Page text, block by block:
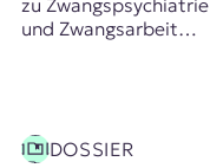
zu Zwangspsychiatrie
und Zwangsarbeit…
DOSSIER